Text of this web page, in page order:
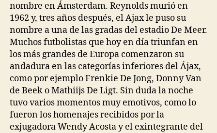
nombre en Ámsterdam. Reynolds murió en
1962 y, tres años después, el Ajax le puso su
nombre a una de las gradas del estadio De Meer.
Muchos futbolistas que hoy en día triunfan en
los más grandes de Europa comenzaron su
andadura en las categorías inferiores del Ájax,
como por ejemplo Frenkie De Jong, Donny Van
de Beek o Mathiijs De Ligt. Sin duda la noche
tuvo varios momentos muy emotivos, como lo
fueron los homenajes recibidos por la
exjugadora Wendy Acosta y el exintegrante del